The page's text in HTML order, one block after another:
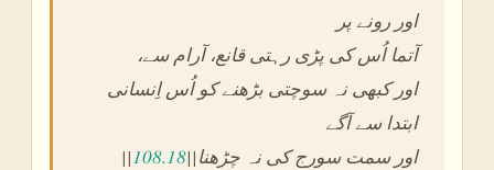
اور رونے پر
،آتما اُس کی پڑی رہتی قانع، آرام سے
اور کبھی نہ سوچتی بڑھنے کو اُس اِنسانی
ابتدا سے آگے
||108.18||اور سمت سورج کی نہ چڑھنا